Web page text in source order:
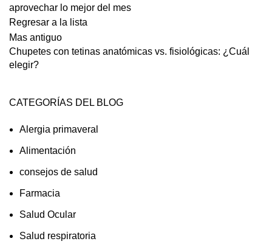
aprovechar lo mejor del mes
Regresar a la lista
Mas antiguo
Chupetes con tetinas anatómicas vs. fisiológicas: ¿Cuál
elegir?
CATEGORÍAS DEL BLOG
Alergia primaveral
Alimentación
consejos de salud
Farmacia
Salud Ocular
Salud respiratoria